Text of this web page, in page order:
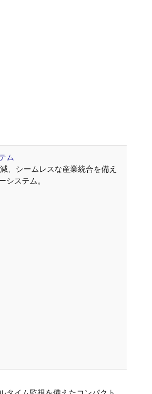
ム
、シームレスな産業統合を備え
システム。